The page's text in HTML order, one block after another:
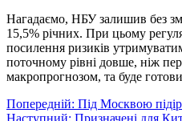
Нагадаємо, НБУ залишив без
15,5% річних. При цьому
посилення ризиків
поточному рівні довше, ніж
макропрогнозом, та буде
Навігація
Попередній: Під Москвою